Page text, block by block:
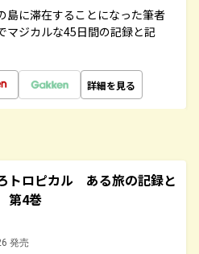
島に滞在することになった筆者
マジカルな45日間の記録と記
詳細を見る
トロピカル ある旅の記録と
第4巻
発売